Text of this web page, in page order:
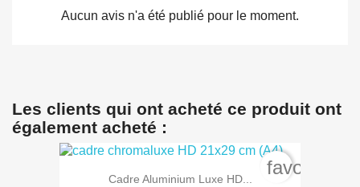
Aucun avis n'a été publié pour le moment.
Les clients qui ont acheté ce produit ont
également acheté :
Cadre Aluminium Luxe HD...